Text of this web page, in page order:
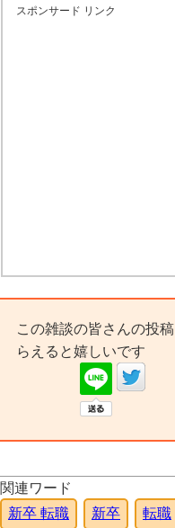
スポンサード リンク
この雑談の皆さんの投
らえると嬉しいです
関連ワード
新卒 転職
新卒 転職